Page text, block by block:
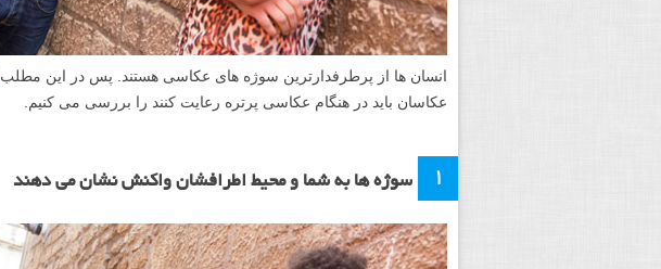
انسان ها از پرطرفدارترین سوژه های عکاسی هستند. پس در این مطلب
عکاسان باید در هنگام عکاسی پرتره رعایت کنند را بررسی می کنیم.
۱ سوژه ها به شما و محیط اطرافشان واکنش نشان می دهند